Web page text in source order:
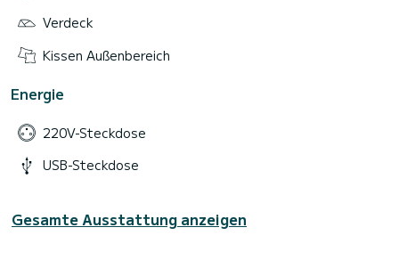
Verdeck
Kissen Außenbereich
Energie
220V-Steckdose
USB-Steckdose
Gesamte Ausstattung anzeigen